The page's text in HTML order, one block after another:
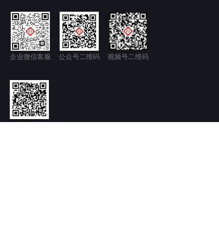
企业微信客服 公众号二维码 视频号二维码